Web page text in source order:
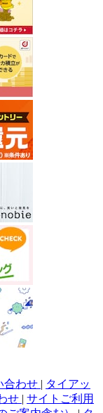
合わせ | タイアッ
せ | サイトご利用